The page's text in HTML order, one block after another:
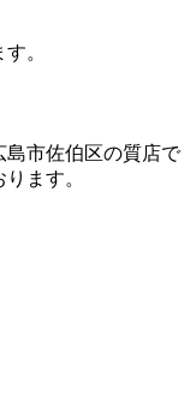
。
島市佐伯区の質店で
ます。